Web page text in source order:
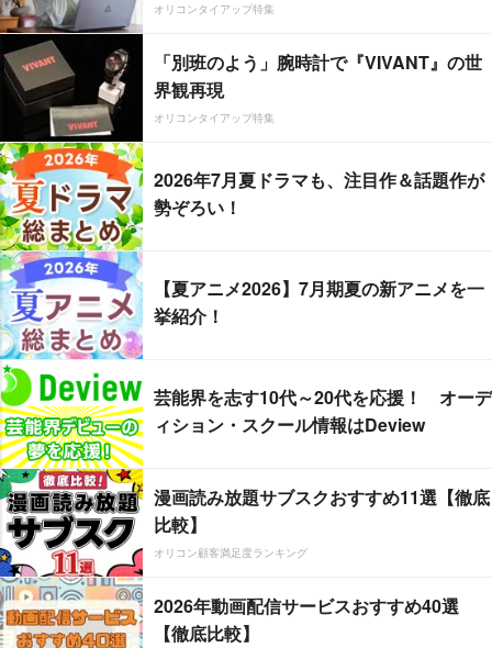
オリコンタイアップ特集
「別班のよう」腕時計で『VIVANT』の世
界観再現
オリコンタイアップ特集
2026年7月夏ドラマも、注目作＆話題作が
勢ぞろい！
【夏アニメ2026】7月期夏の新アニメを一
挙紹介！
芸能界を志す10代～20代を応援！ オーデ
ィション・スクール情報はDeview
漫画読み放題サブスクおすすめ11選【徹底
比較】
オリコン顧客満足度ランキング
2026年動画配信サービスおすすめ40選
【徹底比較】